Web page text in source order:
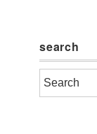
search